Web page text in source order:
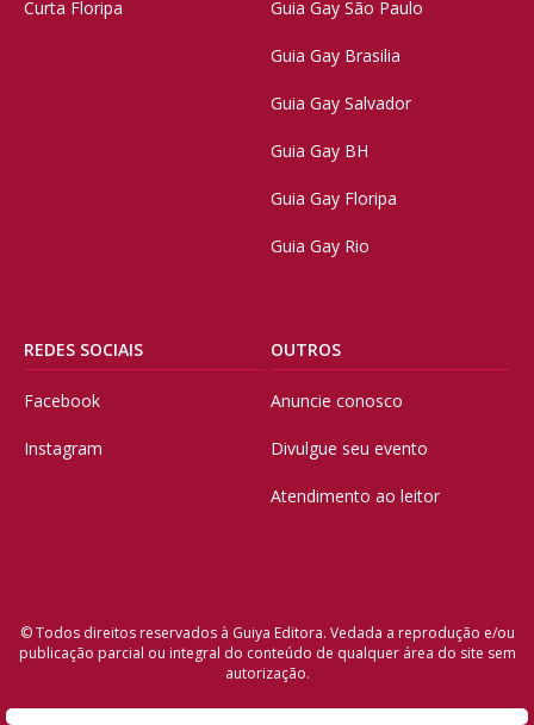
Curta Floripa Guia Gay São Paulo
Guia Gay Brasilia
Guia Gay Salvador
Guia Gay BH
Guia Gay Floripa
Guia Gay Rio
REDES SOCIAIS
Facebook
Instagram
OUTROS
Anuncie conosco
Divulgue seu evento
Atendimento ao leitor
© Todos direitos reservados à Guiya Editora. Vedada a reprodução e/ou
publicação parcial ou integral do conteúdo de qualquer área do site sem
autorização.